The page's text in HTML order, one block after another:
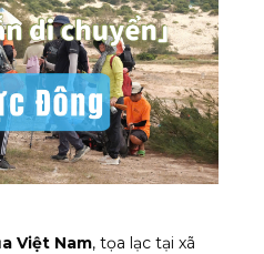
Việt Nam, tọa lạc tại xã